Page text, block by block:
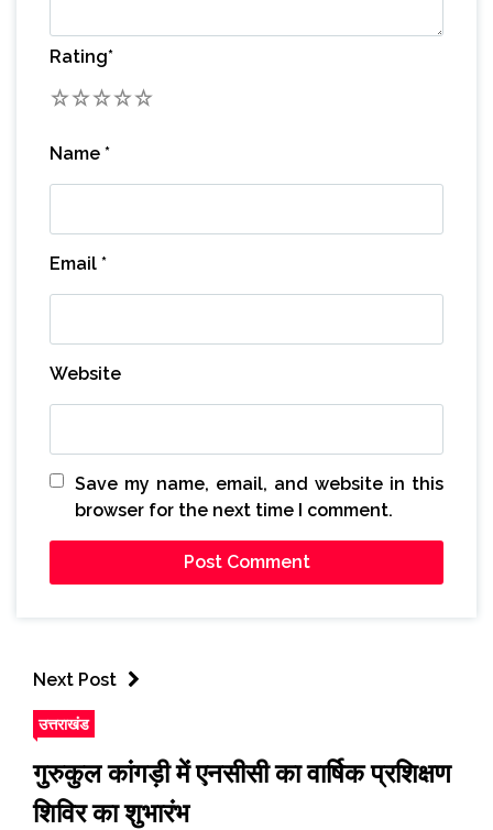
Rating*
5
4
3
2
Name *
Email *
Website
Save my name, email, and website in this
browser for the next time I comment.
Next Post
उत्तराखंड
गुरुकुल कांगड़ी में एनसीसी का वार्षिक प्रशिक्षण
शिविर का शुभारंभ